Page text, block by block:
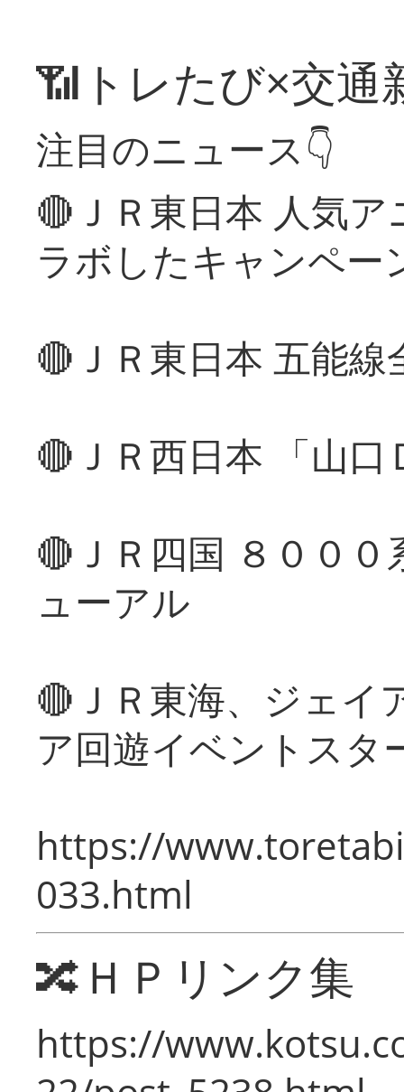
📶トレたび×交通
注目のニュース👇
🔴ＪＲ東日本 人気
ラボしたキャンペー
🔴ＪＲ東日本 五能
🔴ＪＲ西日本 「山
🔴ＪＲ四国 ８００
ューアル
🔴ＪＲ東海、ジェイ
ア回遊イベントスタ
https://
033.html
🔀ＨＰリンク集
https://